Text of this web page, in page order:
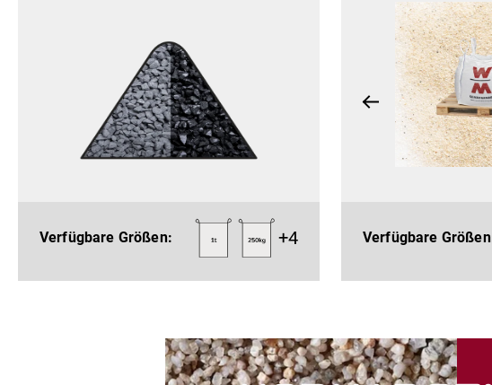
Verfügbare Größen: +4 Verfügbare